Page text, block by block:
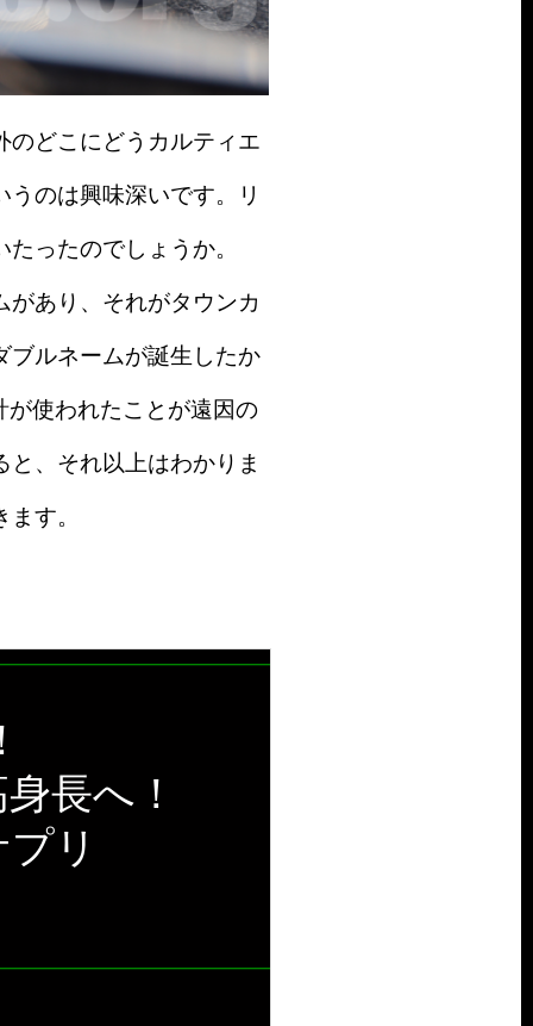
どこにどうカルティエ
のは興味深いです。リ
ったのでしょうか。
あり、それがタウンカ
ブルネームが誕生したか
使われたことが遠因の
、それ以上はわかりま
す。
長へ！
リ